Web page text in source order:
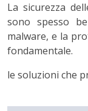
La sicurezza
sono spesso
malware, e la
fondamentale.
le soluzioni che